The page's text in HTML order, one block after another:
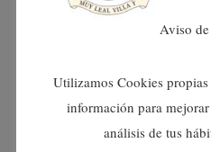
agost 2024
juny 2024
Aviso
Utilizamos Cookies
información para
análisis de tus